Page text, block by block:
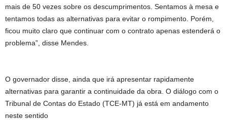
mais de 50 vezes sobre os descumprimentos. Sentamos à mesa e
tentamos todas as alternativas para evitar o rompimento. Porém,
ficou muito claro que continuar com o contrato apenas estenderá o
problema”, disse Mendes.
O governador disse, ainda que irá apresentar rapidamente
alternativas para garantir a continuidade da obra. O diálogo com o
Tribunal de Contas do Estado (TCE-MT) já está em andamento
neste sentido